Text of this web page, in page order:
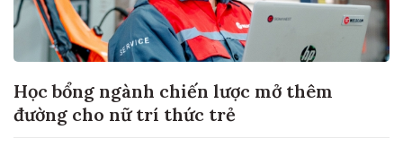
Học bổng ngành chiến lược mở thêm
đường cho nữ trí thức trẻ